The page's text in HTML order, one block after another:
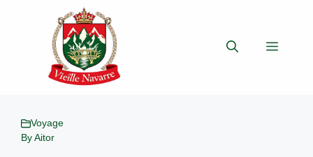
Menu
Voyage
ByAitor